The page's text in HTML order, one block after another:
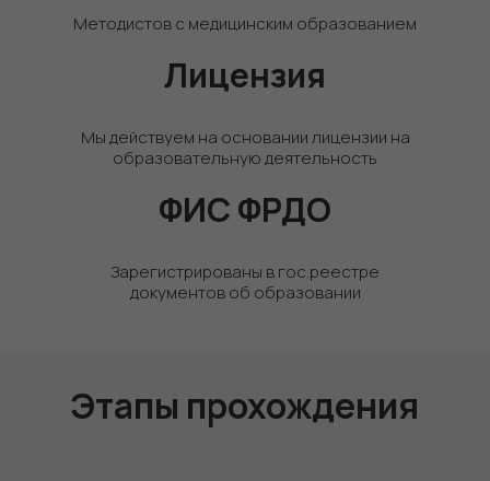
Методистов с медицинским образованием
Лицензия
Мы действуем на основании лицензии на
образовательную деятельность
ФИС ФРДО
Зарегистрированы в гос.реестре
документов об образовании
Этапы прохождения